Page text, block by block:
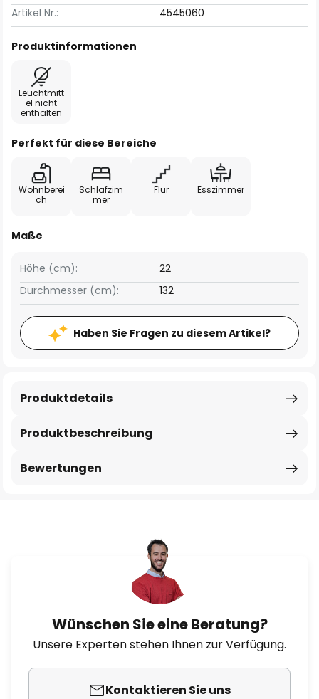
Artikel Nr.:
4545060
Produktinformationen
Leuchtmitt
el nicht
enthalten
Perfekt für diese Bereiche
Wohnberei
ch
Schlafzim
mer
Flur Esszimmer
Maße
Höhe (cm):
22
Durchmesser (cm):
132
Haben Sie Fragen zu diesem Artikel?
Produktbeschreibung
Produktdetails
Bewertungen
Wünschen Sie eine Beratung?
Unsere Experten stehen Ihnen zur Verfügung.
Kontaktieren Sie uns